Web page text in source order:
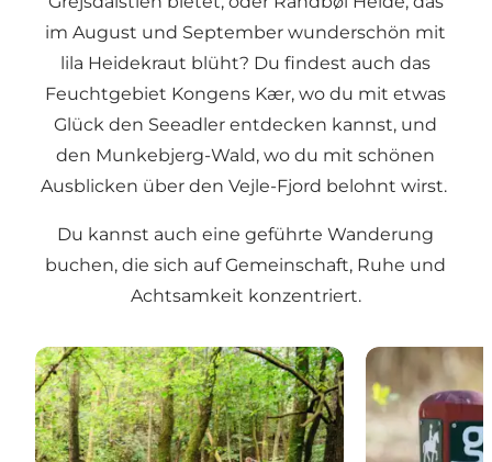
im August und September wunderschön mit
lila Heidekraut blüht? Du findest auch das
Feuchtgebiet Kongens Kær, wo du mit etwas
Glück den Seeadler entdecken kannst, und
den Munkebjerg-Wald, wo du mit schönen
Ausblicken über den Vejle-Fjord belohnt wirst.
Du kannst auch eine geführte Wanderung
buchen, die sich auf Gemeinschaft, Ruhe und
Achtsamkeit konzentriert.
Grejsdalstien – ein Wanderweg zwischen Vejle und
Der Gudenå-